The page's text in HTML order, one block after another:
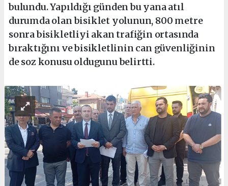
bulundu. Yapıldığı günden bu yana atıl
durumda olan bisiklet yolunun, 800 metre
sonra bisikletliyi akan trafiğin ortasında
bıraktığını ve bisikletlinin can güvenliğinin
de soz konusu oldugunu belirtti.